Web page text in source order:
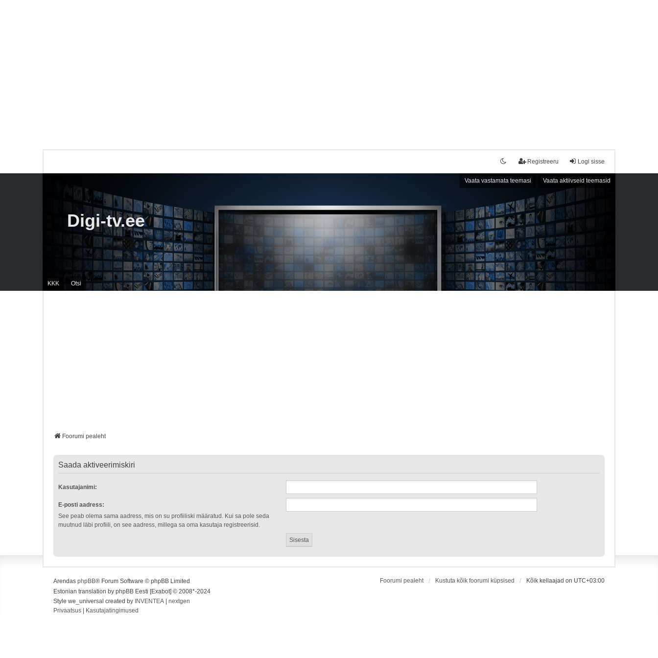
Logi sisse
Registreeru
Vaata vastamata teemasi Vaata aktiivseid teemasid
KKK Otsi
Digi-tv.ee
Foorumi pealeht
Saada aktiveerimiskiri
Kasutajanimi:
E-posti aadress:
See peab olema sama aadress, mis on su profiiliski määratud. Kui sa pole seda
muutnud läbi profiili, on see aadress, millega sa oma kasutaja registreerisid.
Foorumi pealeht Kustuta kõik foorumi küpsised Kõik kellaajad on UTC+03:00
Arendas phpBB® Forum Software © phpBB Limited
Estonian translation by phpBB Eesti [Exabot] © 2008*-2024
Style we_universal created by INVENTEA
nextgen
Privaatsus
Kasutajatingimused